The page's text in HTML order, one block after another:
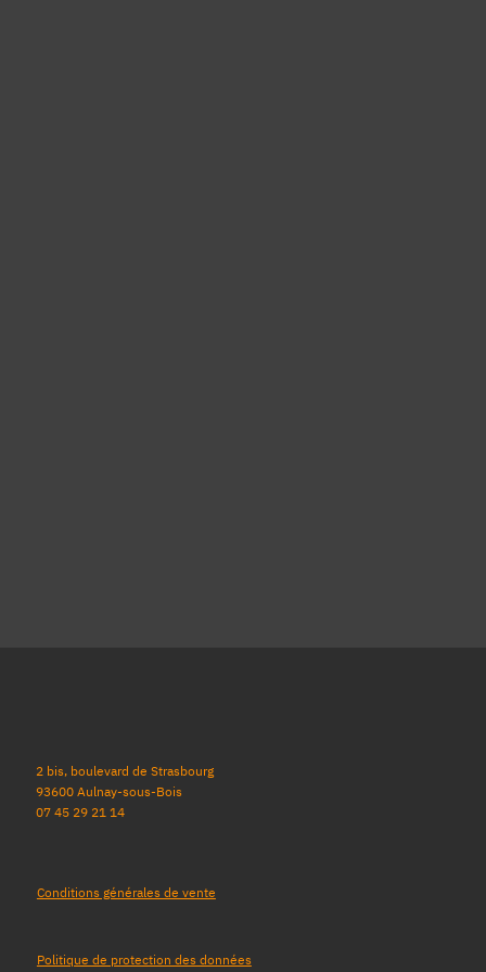
2 bis, boulevard de Strasbourg
93600 Aulnay-sous-Bois
07 45 29 21 14
Politique de protection des données
Conditions générales de vente